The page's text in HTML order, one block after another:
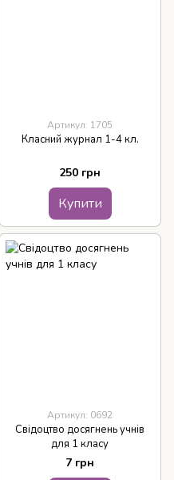
Артикул: 1705
Класний журнал 1-4 кл.
250 грн
Купити
Артикул: 0692
Свідоцтво досягнень учнів
для 1 класу
7 грн